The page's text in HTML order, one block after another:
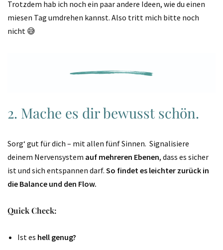
Trotzdem hab ich noch ein paar andere Ideen, wie du einen
miesen Tag umdrehen kannst. Also tritt mich bitte noch
nicht 😅
2. Mache es dir bewusst schön.
Sorg‘ gut für dich – mit allen fünf Sinnen. Signalisiere
deinem Nervensystem auf mehreren Ebenen, dass es sicher
ist und sich entspannen darf. So findet es leichter zurück in
die Balance und den Flow.
Quick Check:
Ist es hell genug?